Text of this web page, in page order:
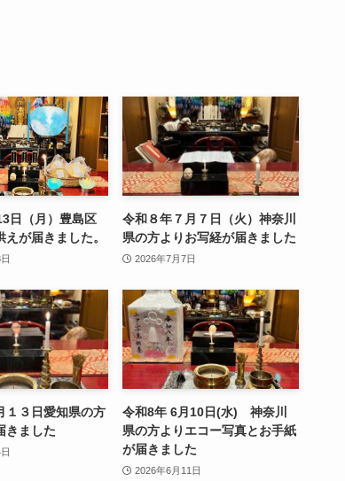
日（月）豊島区
が届きました。
令和８年７月７日（火）神奈川
県の方よりお写経が届きました
2026年7月7日
１３日愛知県の方
きました
令和8年 6月10日(水) 神奈川
県の方よりエコー写真とお手紙
が届きました
2026年6月11日